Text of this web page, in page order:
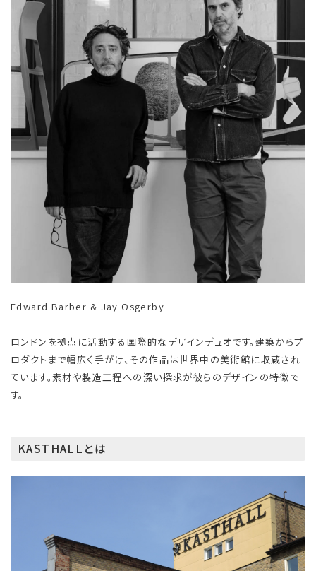
Edward Barber & Jay Osgerby
ロンドンを拠点に活動する国際的なデザインデュオです。建築からプ
ロダクトまで幅広く手がけ、その作品は世界中の美術館に収蔵され
ています。素材や製造工程への深い探求が彼らのデザインの特徴で
す。
KASTHALLとは